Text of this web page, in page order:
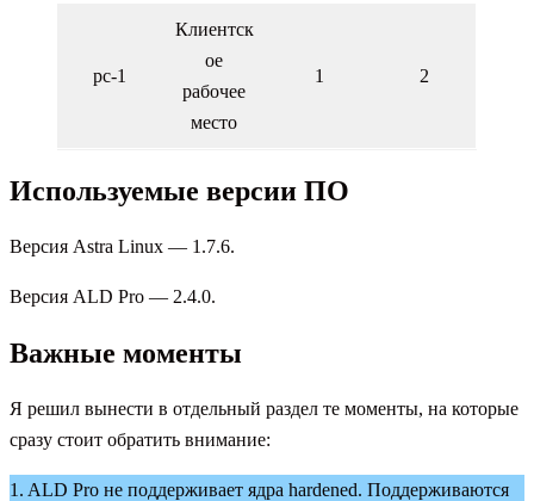
pc-1
Клиентск
ое
рабочее
место
1 2
Используемые версии ПО
Версия Astra Linux — 1.7.6.
Версия ALD Pro — 2.4.0.
Важные моменты
Я решил вынести в отдельный раздел те моменты, на которые
сразу стоит обратить внимание:
1. ALD Pro не поддерживает ядра hardened. Поддерживаются